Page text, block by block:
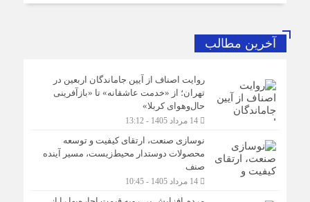
آخرین مطالب
روایت اصناف از آیین جاماندگان اربعین در
تهران؛ از «خدمت عاشقانه» تا «بازآفرینی
حال‌وهوای کربلا»
14 مرداد 1405 - 13:12
نوسازی صنعت، ارتقای کیفیت و توسعه
محصولات دوستدار محیط‌زیست، مسیر آینده
صنف
14 مرداد 1405 - 10:45